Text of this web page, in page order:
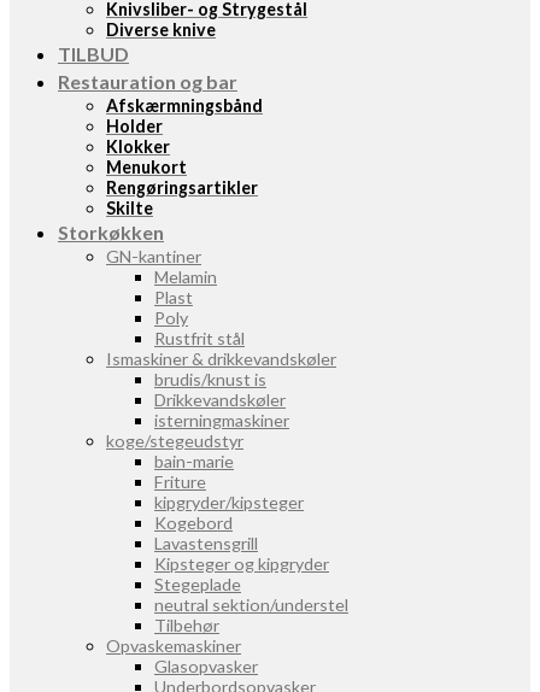
Knivsliber- og Strygestål
Diverse knive
TILBUD
Restauration og bar
Afskærmningsbånd
Holder
Klokker
Menukort
Rengøringsartikler
Skilte
Storkøkken
GN-kantiner
Melamin
Plast
Poly
Rustfrit stål
Ismaskiner & drikkevandskøler
brudis/knust is
Drikkevandskøler
isterningmaskiner
koge/stegeudstyr
bain-marie
Friture
kipgryder/kipsteger
Kogebord
Lavastensgrill
Kipsteger og kipgryder
Stegeplade
neutral sektion/understel
Tilbehør
Opvaskemaskiner
Glasopvasker
Underbordsopvasker